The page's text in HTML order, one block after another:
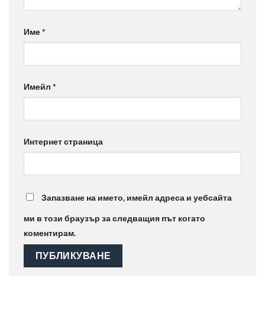
Име*
Имейл *
Интернет страница
Запазване на името, имейл адреса и уебсайта
ми в този браузър за следващия път когато
коментирам.